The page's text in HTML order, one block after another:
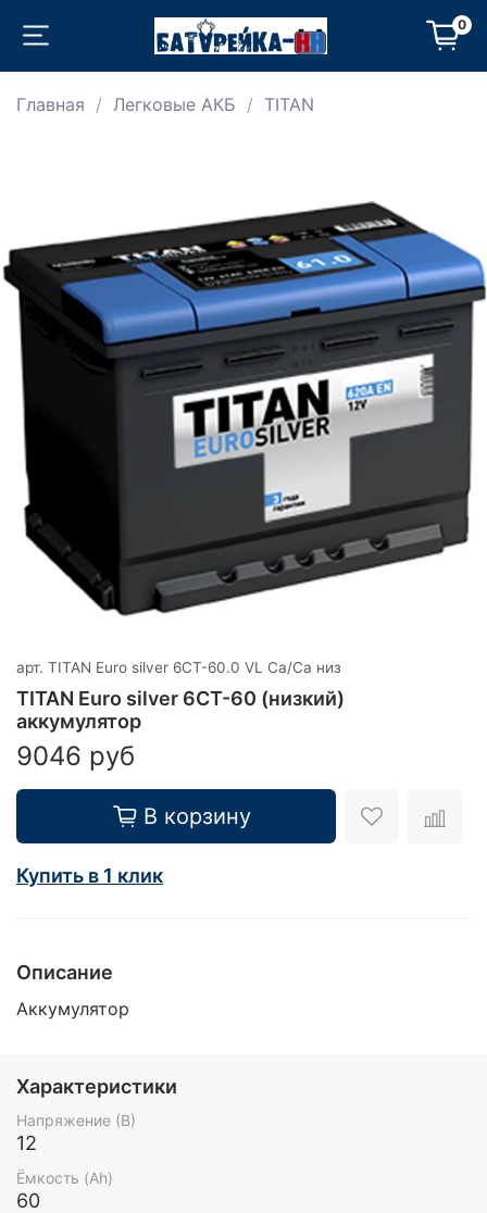
0
Главная Легковые АКБ TITAN
арт. TITAN Euro silver 6СТ-60.0 VL Ca/Ca низ
TITAN Euro silver 6СТ-60 (низкий)
аккумулятор
9046 руб
В корзину
Купить в 1 клик
Описание
Аккумулятор
Характеристики
Напряжение (В)
12
Ёмкость (Ah)
60